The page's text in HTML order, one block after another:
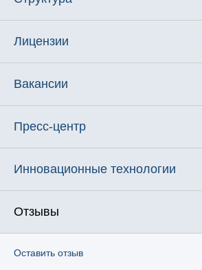
Лицензии
Вакансии
Пресс-центр
Инновационные технологии
Отзывы
Оставить отзыв